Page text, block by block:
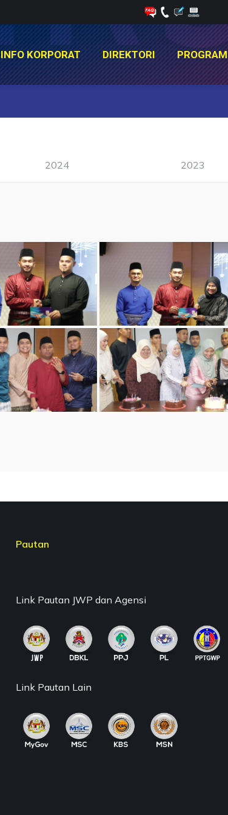
INFO KORPORAT DIREKTORI PROGRAM
2024 2023
Pautan
Link Pautan JWP dan Agensi
Link Pautan Lain
INFO KORPORAT DIREKTORI PROGRAM